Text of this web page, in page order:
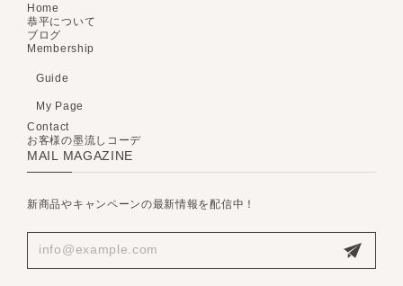
Home
恭平について
ブログ
Membership
Guide
My Page
Contact
お客様の墨流しコーデ
MAIL MAGAZINE
新商品やキャンペーンの最新情報を配信中！